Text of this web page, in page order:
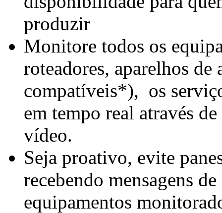
produzir
Monitore todos os
roteadores, aparelhos
compatíveis*), os
em tempo real através
vídeo.
Seja proativo, evite
recebendo mensagens
equipamentos